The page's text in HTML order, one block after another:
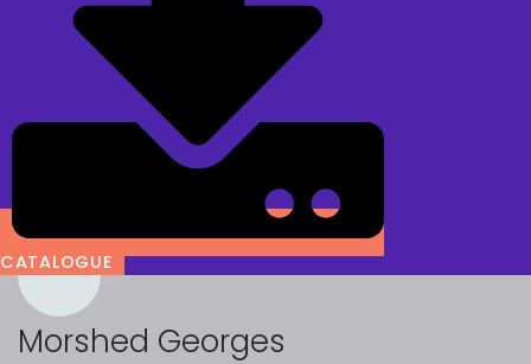
CATALOGUE
Morshed Georges